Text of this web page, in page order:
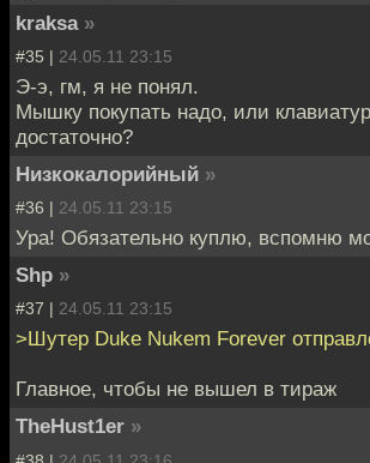
kraksa »
#35 | 24.05.11 23:15
Э-э, гм, я не понял.
Мышку покупать надо, или
достаточно?
Низкокалорийный »
#36 | 24.05.11 23:15
Ура! Обязательно куплю, вспомню
Shp »
#37 | 24.05.11 23:15
>Шутер Duke Nukem Forever
Главное, чтобы не вышел в тираж
TheHust1er »